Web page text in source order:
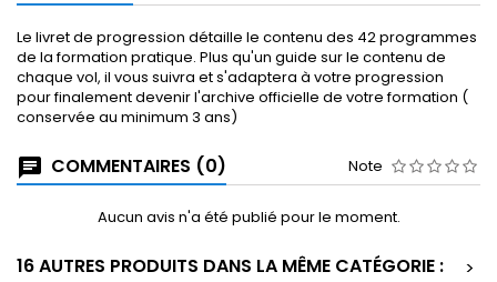
Le livret de progression détaille le contenu des 42 programmes
de la formation pratique. Plus qu'un guide sur le contenu de
chaque vol, il vous suivra et s'adaptera à votre progression
pour finalement devenir l'archive officielle de votre formation (
conservée au minimum 3 ans)
COMMENTAIRES (0) Note
Aucun avis n'a été publié pour le moment.
16 AUTRES PRODUITS DANS LA MÊME CATÉGORIE :
>